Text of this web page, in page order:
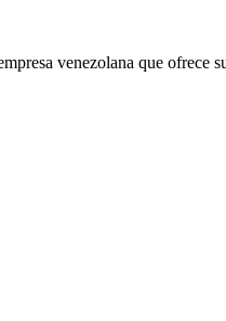
venezolana que ofrece